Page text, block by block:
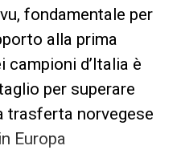
fondamentale per
alla prima
campioni d’Italia è
per superare
trasferta norvegese
Europa